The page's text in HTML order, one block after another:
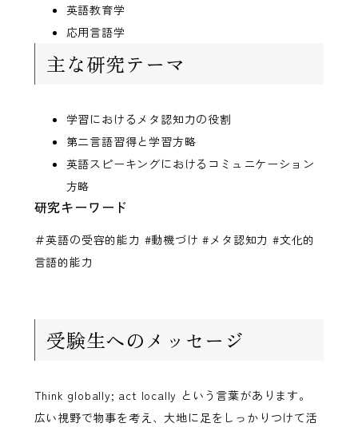
英語教育学
応用言語学
主な研究テーマ
学習におけるメタ認知力の役割
第二言語習得と学習方略
英語スピーキングにおけるコミュニケーション
方略
研究キーワード
＃英語の受容的能力 #動機づけ #メタ認知力 #文化的
言語的能力
受験生へのメッセージ
Think globally; act locally という言葉があります。
広い視野で物事を考え、大地に足をしっかりつけて活